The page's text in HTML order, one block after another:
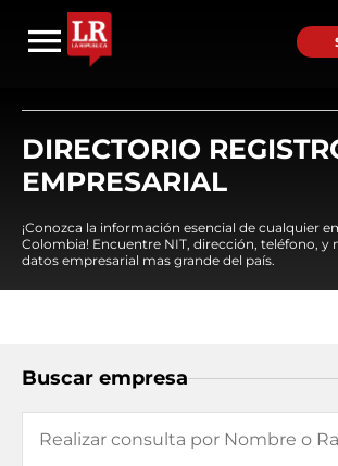
DIRECTORIO
EMPRESARIAL
¡Conozca la información esencial de cualquier
Colombia! Encuentre NIT, dirección, teléfono, y
datos empresarial mas grande del país.
Buscar empresa